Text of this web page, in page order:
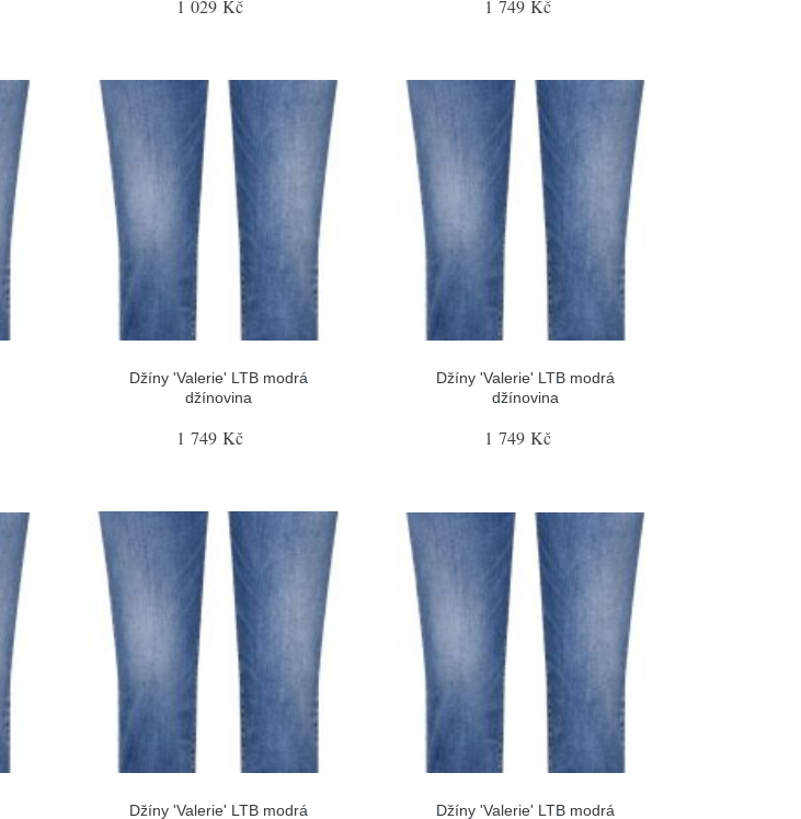
1 029 Kč 1 749 Kč
Džíny 'Valerie' LTB modrá
džínovina
1 749 Kč
Džíny 'Valerie' LTB modrá
džínovina
1 749 Kč
Džíny 'Valerie' LTB modrá Džíny 'Valerie' LTB modrá